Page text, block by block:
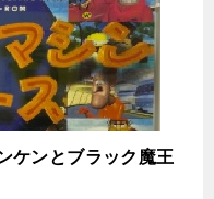
ケンとブラック魔王